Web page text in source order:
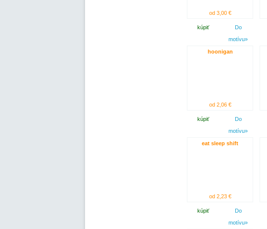
od 3,00 €
kúpiť
Do
motívu»
hoonigan
od 2,06 €
kúpiť
Do
motívu»
eat sleep shift
od 2,23 €
kúpiť
Do
motívu»